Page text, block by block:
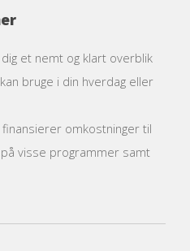
et nemt og klart overblik
bruge i din hverdag eller
omkostninger til
visse programmer samt